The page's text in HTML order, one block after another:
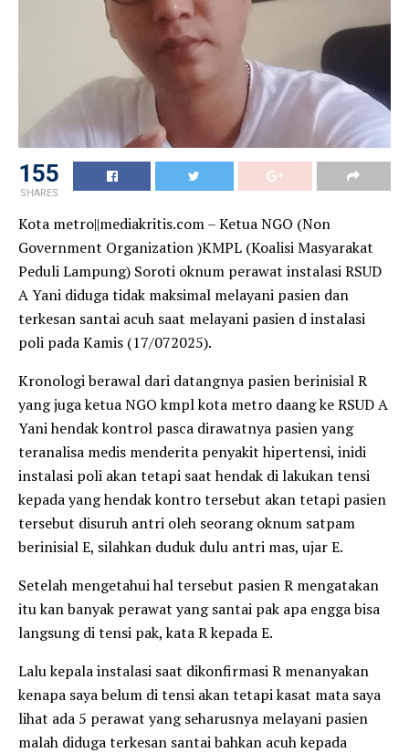
155
SHARES
Kota metro||mediakritis.com – Ketua NGO (Non
Government Organization )KMPL (Koalisi Masyarakat
Peduli Lampung) Soroti oknum perawat instalasi RSUD
A Yani diduga tidak maksimal melayani pasien dan
terkesan santai acuh saat melayani pasien d instalasi
poli pada Kamis (17/072025).
Kronologi berawal dari datangnya pasien berinisial R
yang juga ketua NGO kmpl kota metro daang ke RSUD A
Yani hendak kontrol pasca dirawatnya pasien yang
teranalisa medis menderita penyakit hipertensi, inidi
instalasi poli akan tetapi saat hendak di lakukan tensi
kepada yang hendak kontro tersebut akan tetapi pasien
tersebut disuruh antri oleh seorang oknum satpam
berinisial E, silahkan duduk dulu antri mas, ujar E.
Setelah mengetahui hal tersebut pasien R mengatakan
itu kan banyak perawat yang santai pak apa engga bisa
langsung di tensi pak, kata R kepada E.
Lalu kepala instalasi saat dikonfirmasi R menanyakan
kenapa saya belum di tensi akan tetapi kasat mata saya
lihat ada 5 perawat yang seharusnya melayani pasien
malah diduga terkesan santai bahkan acuh kepada